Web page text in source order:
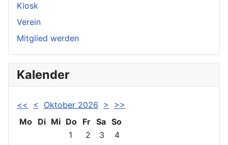
Kiosk
Verein
Mitglied werden
Kalender
<< < Oktober 2026 >
>>
Mo Di Mi Do Fr Sa So
1
2 3
4